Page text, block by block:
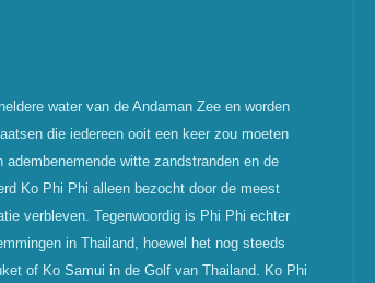
water van de Andaman Zee en worden
die iedereen ooit een keer zou moeten
witte zandstranden en de
Ko Phi Phi alleen bezocht door de meest
verbleven. Tegenwoordig is Phi Phi echter
in Thailand, hoewel het nog steeds
of Ko Samui in de Golf van Thailand. Ko Phi